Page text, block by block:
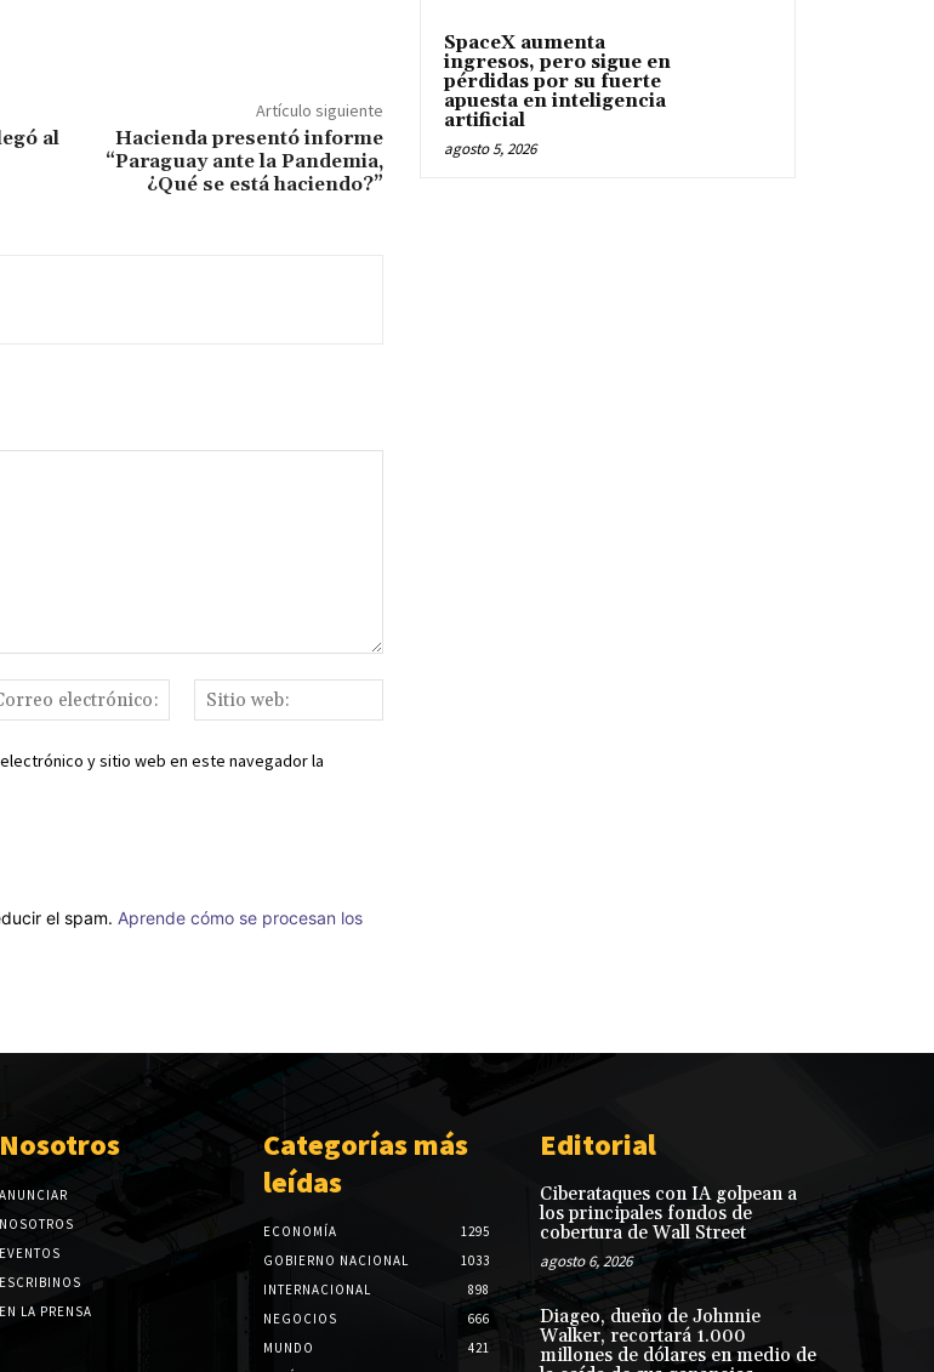
al
Artículo siguiente
Hacienda presentó informe
“Paraguay ante la Pandemia,
¿Qué se está haciendo?”
Correo
electrónico:
web:
y sitio web en este navegador la
el spam. Aprende cómo se procesan los
SpaceX aumenta
ingresos, pero sigue en
pérdidas por su fuerte
apuesta en inteligencia
artificial
agosto 5, 2026
Nosotros
ANUNCIAR
NOSOTROS
EVENTOS
ESCRIBINOS
EN LA PRENSA
Categorías más
leídas
ECONOMÍA
1295
GOBIERNO NACIONAL
1033
INTERNACIONAL
898
NEGOCIOS
666
MUNDO
421
Editorial
Ciberataques con IA golpean a
los principales fondos de
cobertura de Wall Street
agosto 6, 2026
Diageo, dueño de Johnnie
Walker, recortará 1.000
millones de dólares en medio de